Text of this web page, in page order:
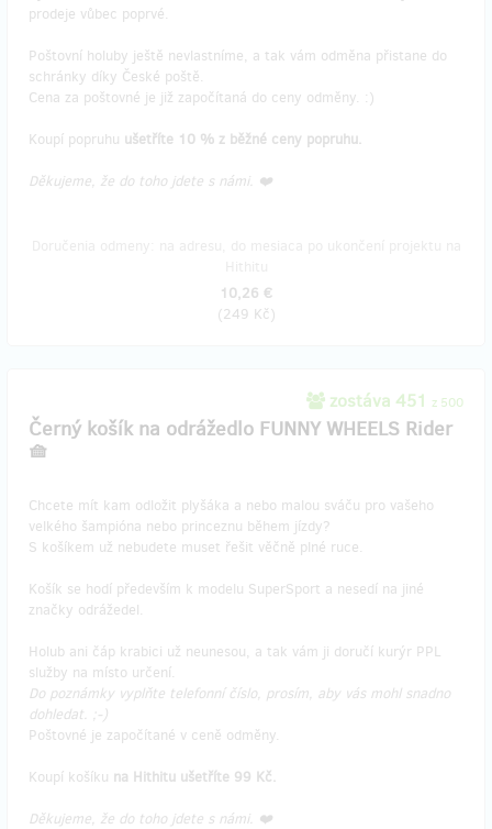
prodeje vůbec poprvé.
Poštovní holuby ještě nevlastníme, a tak vám odměna přistane do
schránky díky České poště.
Cena za poštovné je již započítaná do ceny odměny. :)
Koupí popruhu ušetříte 10 % z běžné ceny popruhu.
Děkujeme, že do toho jdete s námi. ❤️
10,26 €
(249 Kč)
zostáva 451 z 500
Černý košík na odrážedlo FUNNY WHEELS Rider
🧺
Chcete mít kam odložit plyšáka a nebo malou sváču pro vašeho
velkého šampióna nebo princeznu během jízdy?
S košíkem už nebudete muset řešit věčně plné ruce.
Košík se hodí především k modelu SuperSport a nesedí na jiné
značky odrážedel.
Holub ani čáp krabici už neunesou, a tak vám ji doručí kurýr PPL
služby na místo určení.
Do poznámky vyplňte telefonní číslo, prosím, aby vás mohl snadno
dohledat. ;-)
Poštovné je započítané v ceně odměny.
Koupí košíku na Hithitu ušetříte 99 Kč.
Děkujeme, že do toho jdete s námi. ❤️